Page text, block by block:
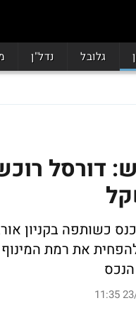
גלובל נדל"ן
להפחית את רמת
23/